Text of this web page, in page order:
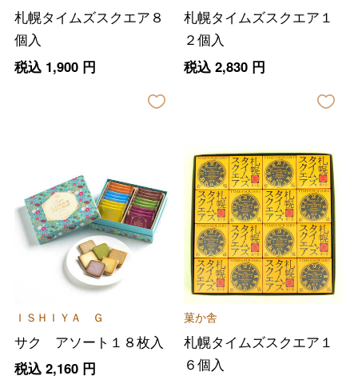
札幌タイムズスクエア８
個入
税込 1,900円
札幌タイムズスクエア１
２個入
税込 2,830円
ＩＳＨＩＹＡ Ｇ
サク アソート１８枚入
税込 2,160円
菓か舎
札幌タイムズスクエア１
６個入
フード＆スイーツ
ビューティー
大丸・松坂屋のギフト
バレンタインチョコレート
ホワイトデー
母の日